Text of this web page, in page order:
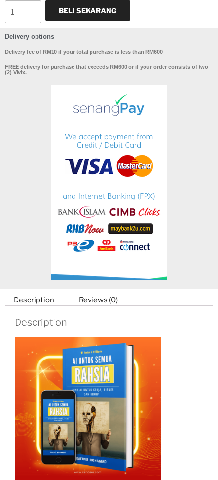
BELI SEKARANG
Delivery options
Delivery fee of RM10 if your total purchase is less than RM600
FREE delivery for purchase that exceeds RM600 or if your order consists of two
(2) Vivix.
Description Reviews (0)
Description